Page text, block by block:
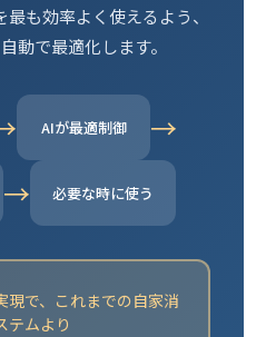
も効率よく使えるよう、
動で最適化します。
AIが最適制御 →
→ 必要な時に使う
現で、これまでの自家消
テムより